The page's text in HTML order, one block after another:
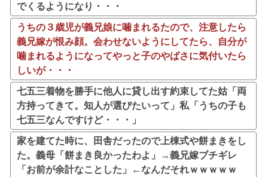
でくるようになり・・・
うちの３歳児が義兄娘に噛まれるたので、注意したら
義兄嫁が恨み顔。会わせないようにしてたら、自分が
噛まれるようになってやっと子のやばさに気付いたら
しいが・・・
七五三着物を勝手に他人に貸し出す約束してた姑「両
方持ってきて。知人が選びたいって」私「うちの子も
七五三なんですけど・・・」
家を建てた時に、田舎だったので上棟式や餅まきをし
た。義母「餅まき良かったわよ」→義兄嫁ブチギレ
「お前が余計なことした」←なんだそれｗｗｗｗｗ